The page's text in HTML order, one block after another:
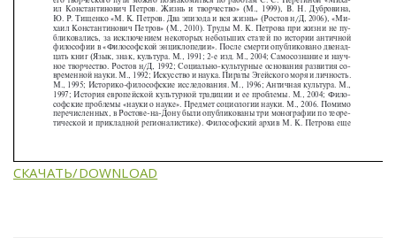
СКАЧАТЬ/DOWNLOAD